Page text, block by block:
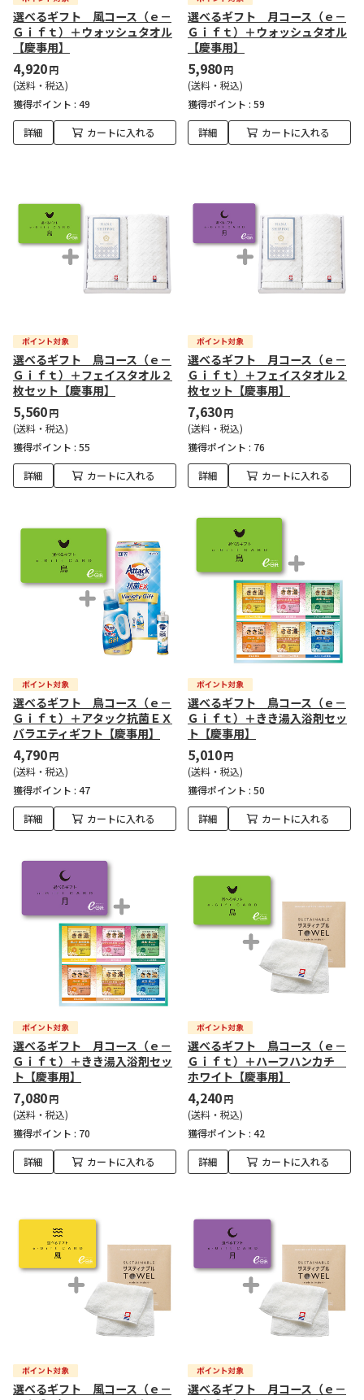
選べるギフト 風コース（ｅ－
Ｇｉｆｔ）＋ウォッシュタオル
【慶事用】
4,920円
(送料・税込)
獲得ポイント : 49
詳細 カートに入れる
選べるギフト 月コース（ｅ－
Ｇｉｆｔ）＋ウォッシュタオル
【慶事用】
5,980円
(送料・税込)
獲得ポイント : 59
詳細 カートに入れる
選べるギフト 鳥コース（ｅ－
Ｇｉｆｔ）＋フェイスタオル２
枚セット【慶事用】
5,560円
(送料・税込)
獲得ポイント : 55
詳細 カートに入れる
選べるギフト 月コース（ｅ－
Ｇｉｆｔ）＋フェイスタオル２
枚セット【慶事用】
7,630円
(送料・税込)
獲得ポイント : 76
詳細 カートに入れる
選べるギフト 鳥コース（ｅ－
Ｇｉｆｔ）＋アタック抗菌ＥＸ
バラエティギフト【慶事用】
4,790円
(送料・税込)
獲得ポイント : 47
詳細 カートに入れる
選べるギフト 鳥コース（ｅ－
Ｇｉｆｔ）＋きき湯入浴剤セッ
ト【慶事用】
5,010円
(送料・税込)
獲得ポイント : 50
詳細 カートに入れる
選べるギフト 月コース（ｅ－
Ｇｉｆｔ）＋きき湯入浴剤セッ
ト【慶事用】
7,080円
(送料・税込)
獲得ポイント : 70
詳細 カートに入れる
選べるギフト 鳥コース（ｅ－
Ｇｉｆｔ）＋ハーフハンカチ
ホワイト【慶事用】
4,240円
(送料・税込)
獲得ポイント : 42
詳細 カートに入れる
選べるギフト 風コース（ｅ－
選べるギフト 月コース（ｅ－